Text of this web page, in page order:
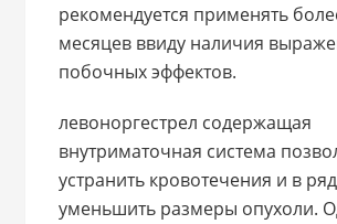
рекомендуется применять
месяцев ввиду наличия
побочных эффектов.
левоноргестрел содержащая
внутриматочная система
устранить кровотечения и в
уменьшить размеры опухоли.